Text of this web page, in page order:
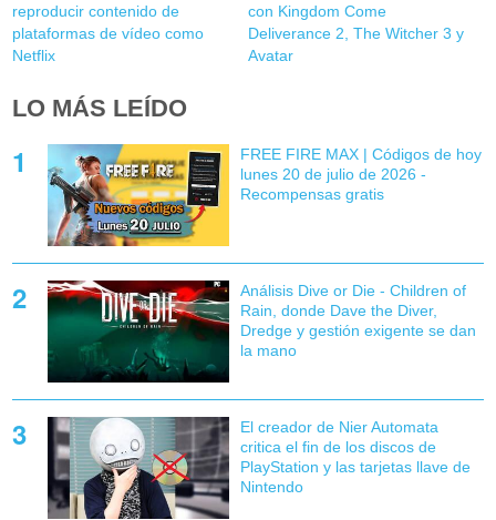
reproducir contenido de
plataformas de vídeo como
Netflix
con Kingdom Come
Deliverance 2, The Witcher 3 y
Avatar
LO MÁS LEÍDO
FREE FIRE MAX | Códigos de hoy
lunes 20 de julio de 2026 -
Recompensas gratis
Análisis Dive or Die - Children of
Rain, donde Dave the Diver,
Dredge y gestión exigente se dan
la mano
El creador de Nier Automata
critica el fin de los discos de
PlayStation y las tarjetas llave de
Nintendo